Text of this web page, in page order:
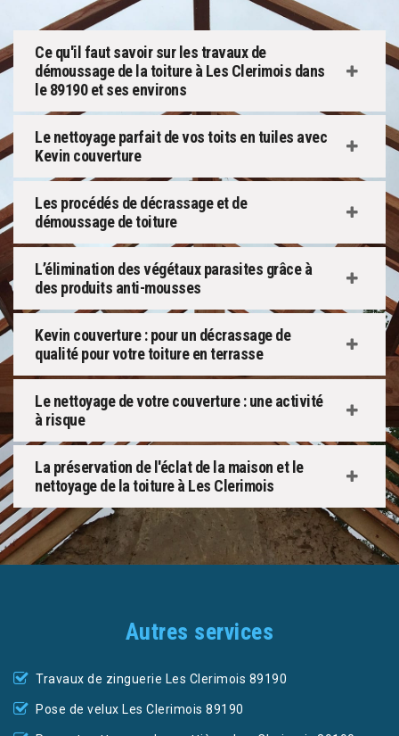
Ce qu'il faut savoir sur les travaux de
démoussage de la toiture à Les Clerimois dans
le 89190 et ses environs
Le nettoyage parfait de vos toits en tuiles avec
Kevin couverture
Les procédés de décrassage et de
démoussage de toiture
L’élimination des végétaux parasites grâce à
des produits anti-mousses
Kevin couverture : pour un décrassage de
qualité pour votre toiture en terrasse
Le nettoyage de votre couverture : une activité
à risque
La préservation de l'éclat de la maison et le
nettoyage de la toiture à Les Clerimois
Autres services
Travaux de zinguerie Les Clerimois 89190
Pose de velux Les Clerimois 89190